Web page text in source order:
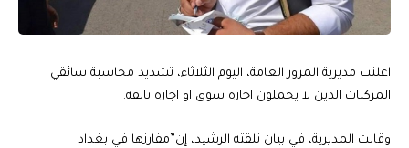
اعلنت مديرية المرور العامة، اليوم الثلاثاء، تشديد محاسبة سائقي
المركبات الذين لا يحملون اجازة سوق او اجازة تالفة.
وقالت المديرية، في بيان تلقته الرشيد، إن”مفارزها في بغداد